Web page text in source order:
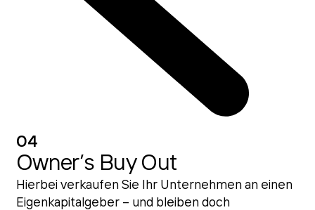
04
Owner’s Buy Out
Hierbei verkaufen Sie Ihr Unternehmen an einen
Eigenkapitalgeber – und bleiben doch